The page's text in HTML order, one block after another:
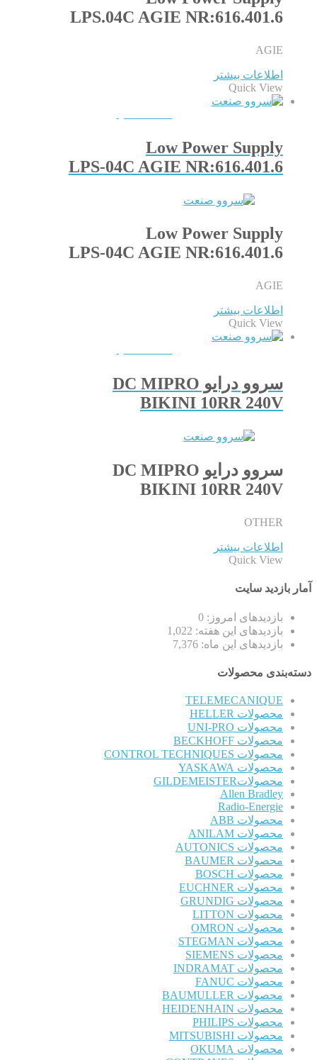
LPS.04C AGIE NR:616.401.6
AGIE
اطلاعات بیشتر
Quick View
Low Power Supply
LPS-04C AGIE NR:616.401.6
Low Power Supply
LPS-04C AGIE NR:616.401.6
AGIE
اطلاعات بیشتر
Quick View
سروو درایو DC MIPRO
BIKINI 10RR 240V
سروو درایو DC MIPRO
BIKINI 10RR 240V
OTHER
اطلاعات بیشتر
Quick View
آمار بازدید سایت
بازدیدهای امروز: 0
بازدیدهای این هفته: 1,022
بازدیدهای این ماه: 7,376
دسته‌بندی محصولات
TELEMECANIQUE
محصولات HELLER
محصولات UNI-PRO
محصولات BECKHOFF
محصولات CONTROL TECHNIQUES
محصولات YASKAWA
محصولاتGILDEMEISTER
Allen Bradley
Radio-Energie
محصولات ABB
محصولات ANILAM
محصولات AUTONICS
محصولات BAUMER
محصولات BOSCH
محصولات EUCHNER
محصولات GRUNDIG
محصولات LITTON
محصولات OMRON
محصولات STEGMAN
محصولات SIEMENS
محصولات INDRAMAT
محصولات FANUC
محصولات BAUMULLER
محصولات HEIDENHAIN
محصولات PHILIPS
محصولات MITSUBISHI
محصولات OKUMA